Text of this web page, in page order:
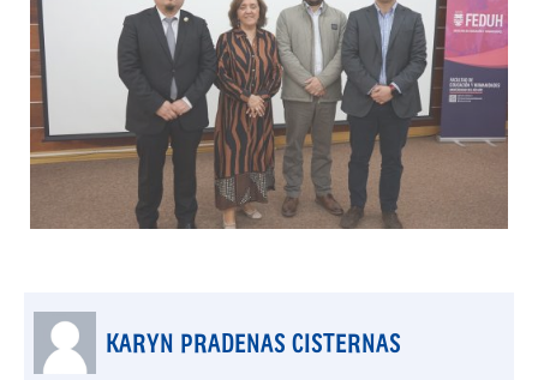
KARYN PRADENAS CISTERNAS